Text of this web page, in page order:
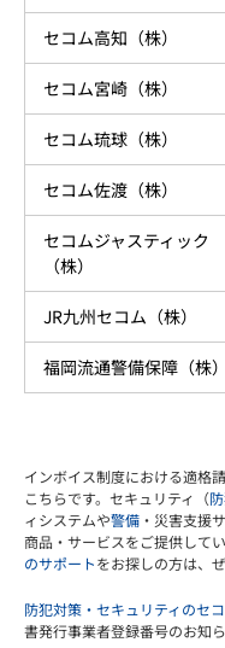
セコム高知（株）
セコム宮崎（株）
セコム琉球（株）
セコム佐渡（株）
セコムジャスティック
（株）
JR九州セコム（株）
福岡流通警備保障（株）
インボイス制度における適格
こちらです。セキュリティ（
ィシステムや警備 ・災害支援
商品・サービスをご提供してい
のサポートをお探しの方は、
防犯対策・セキュリティのセ
書発行事業者登録番号のお知